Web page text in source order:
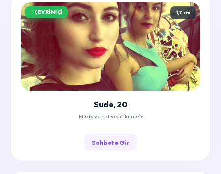
ÇEVRIMIÇI 1,7 km
Sude, 20
Müzik ve kahve tutkunu ☕
Sohbete Gir